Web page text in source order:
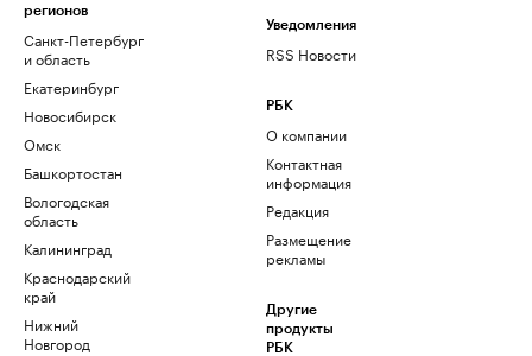
регионов
Санкт-Петербург
и область
Екатеринбург
Новосибирск
Омск
Башкортостан
Вологодская
область
Калининград
Краснодарский
край
Нижний
Новгород
Уведомления
RSS Новости
РБК
О компании
Контактная
информация
Редакция
Размещение
рекламы
Другие
продукты
РБК